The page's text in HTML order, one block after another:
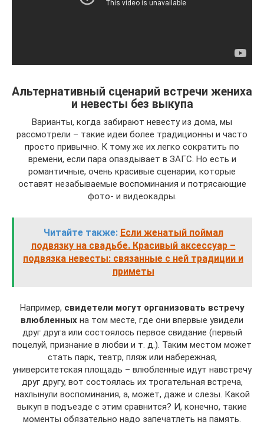
Альтернативный сценарий встречи жениха
и невесты без выкупа
Варианты, когда забирают невесту из дома, мы
рассмотрели – такие идеи более традиционны и часто
просто привычно. К тому же их легко сократить по
времени, если пара опаздывает в ЗАГС. Но есть и
романтичные, очень красивые сценарии, которые
оставят незабываемые воспоминания и потрясающие
фото- и видеокадры.
Читайте также: Если женатый поймал
подвязку на свадьбе. Красивый аксессуар –
подвязка невесты: связанные с ней традиции и
приметы
Например, свидетели могут организовать встречу
влюбленных на том месте, где они впервые увидели
друг друга или состоялось первое свидание (первый
поцелуй, признание в любви и т. д.). Таким местом может
стать парк, театр, пляж или набережная,
университетская площадь – влюбленные идут навстречу
друг другу, вот состоялась их трогательная встреча,
нахлынули воспоминания, а, может, даже и слезы. Какой
выкуп в подъезде с этим сравнится? И, конечно, такие
моменты обязательно надо запечатлеть на память.